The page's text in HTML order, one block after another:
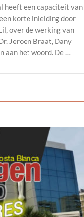
heeft een capaciteit van
korte inleiding door
over de werking van
Jeroen Braat, Dany
aan het woord. De …